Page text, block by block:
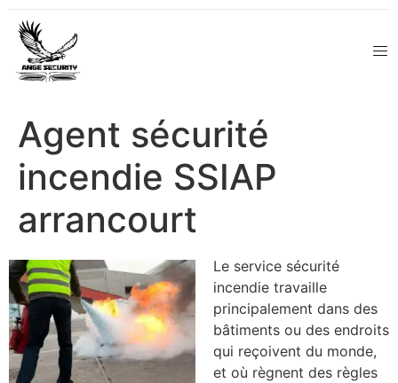
Agent sécurité
incendie SSIAP
arrancourt
Le service sécurité
incendie travaille
principalement dans des
bâtiments ou des endroits
qui reçoivent du monde,
et où règnent des règles